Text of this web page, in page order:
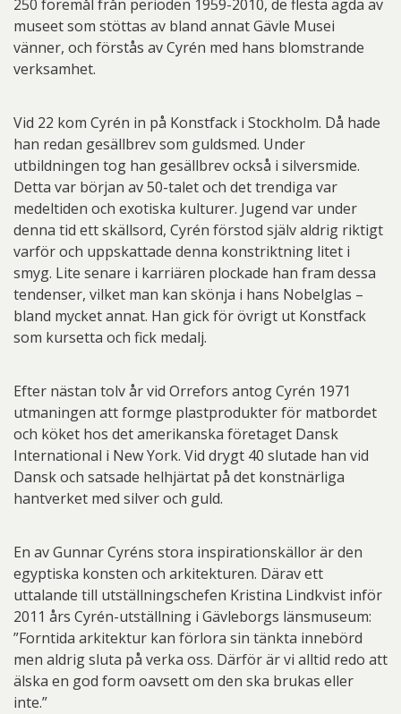
250 föremål från perioden 1959-2010, de flesta ägda av
museet som stöttas av bland annat Gävle Musei
vänner, och förstås av Cyrén med hans blomstrande
verksamhet.
Vid 22 kom Cyrén in på Konstfack i Stockholm. Då hade
han redan gesällbrev som guldsmed. Under
utbildningen tog han gesällbrev också i silversmide.
Detta var början av 50-talet och det trendiga var
medeltiden och exotiska kulturer. Jugend var under
denna tid ett skällsord, Cyrén förstod själv aldrig riktigt
varför och uppskattade denna konstriktning litet i
smyg. Lite senare i karriären plockade han fram dessa
tendenser, vilket man kan skönja i hans Nobelglas –
bland mycket annat. Han gick för övrigt ut Konstfack
som kursetta och fick medalj.
Efter nästan tolv år vid Orrefors antog Cyrén 1971
utmaningen att formge plastprodukter för matbordet
och köket hos det amerikanska företaget Dansk
International i New York. Vid drygt 40 slutade han vid
Dansk och satsade helhjärtat på det konstnärliga
hantverket med silver och guld.
En av Gunnar Cyréns stora inspirationskällor är den
egyptiska konsten och arkitekturen. Därav ett
uttalande till utställningschefen Kristina Lindkvist inför
2011 års Cyrén-utställning i Gävleborgs länsmuseum:
”Forntida arkitektur kan förlora sin tänkta innebörd
men aldrig sluta på verka oss. Därför är vi alltid redo att
älska en god form oavsett om den ska brukas eller
inte.”